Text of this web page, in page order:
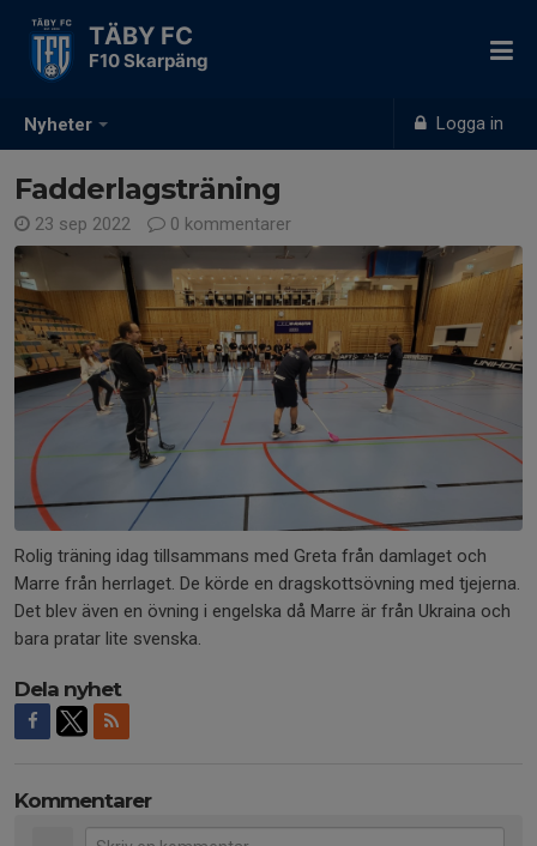
Nyheter Logga in
TÄBY FC
F10 Skarpäng
Fadderlagsträning
23 sep 2022 0 kommentarer
Rolig träning idag tillsammans med Greta från damlaget och
Marre från herrlaget. De körde en dragskottsövning med tjejerna.
Det blev även en övning i engelska då Marre är från Ukraina och
bara pratar lite svenska.
Dela nyhet
Kommentarer